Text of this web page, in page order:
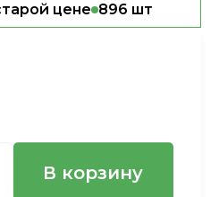
цене 896 шт
В корзину